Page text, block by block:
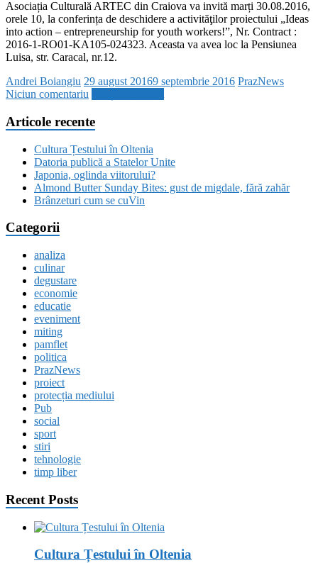
Asociația Culturală ARTEC din Craiova va invită marți 30.08.2016,
orele 10, la conferința de deschidere a activităţilor proiectului „Ideas
into action – entrepreneurship for youth workers!”, Nr. Contract :
2016-1-RO01-KA105-024323. Aceasta va avea loc la Pensiunea
Luisa, str. Caracal, nr.12.
Andrei Boiangiu 29 august 20169 septembrie 2016 PrazNews
Niciun comentariu
Articole recente
Cultura Țestului în Oltenia
Datoria publică a Statelor Unite
Japonia, oglinda viitorului?
Almond Butter Sunday Bites: gust de migdale, fără zahăr
Brânzeturi cum se cuVin
Categorii
analiza
culinar
degustare
economie
educatie
eveniment
miting
pamflet
politica
PrazNews
proiect
protecția mediului
Pub
social
sport
stiri
tehnologie
timp liber
Recent Posts
Cultura Țestului în Oltenia